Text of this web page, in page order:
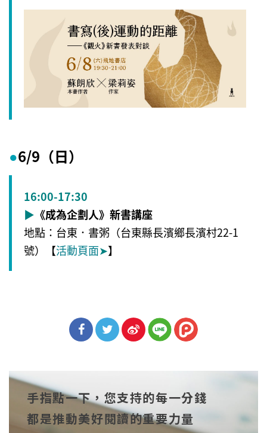
●6/9（日）
16:00-17:30
▶ 《成為企劃人》新書講座
地點：台東．書粥（台東縣長濱鄉長濱村22-1
號）【活動頁面➤】
cebo
ok
witt
er
博
手指點一下，您支持的每一分錢
都是推動美好閱讀的重要力量